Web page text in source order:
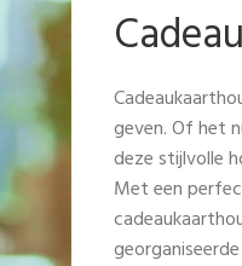
geven. Of het
deze stijlvolle
Met een